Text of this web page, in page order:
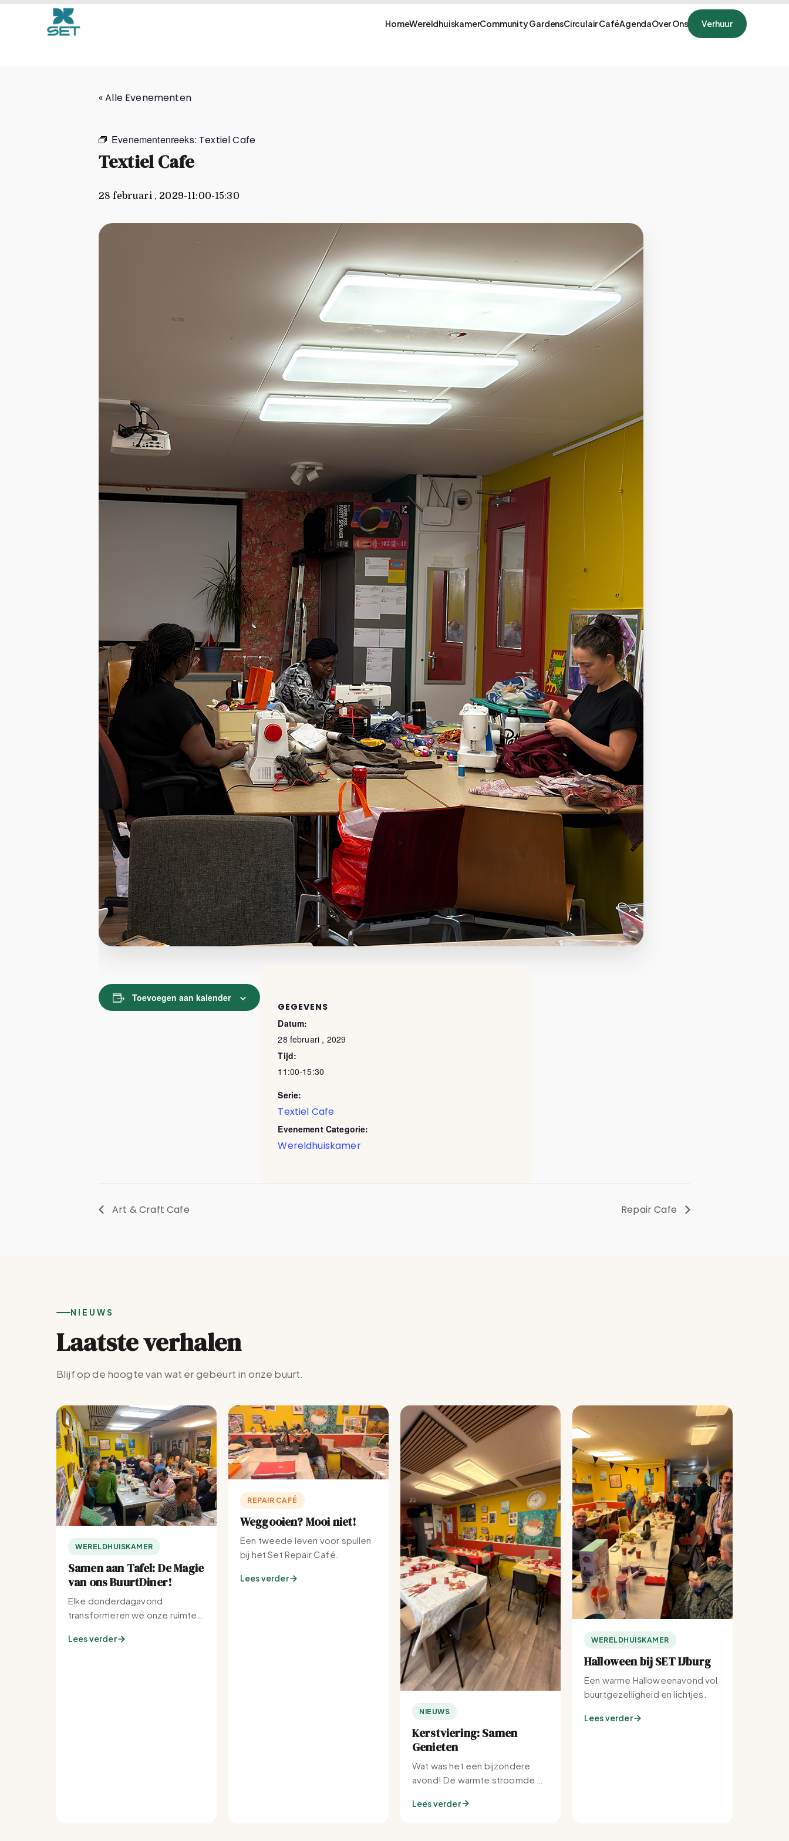
HomeWereldhuiskamerCommunity GardensCirculair CaféAgendaOver Ons Verhuur
Textiel Cafe
« Alle Evenementen
Evenementenreeks: Textiel Cafe
Textiel Cafe
28 februari , 2029-11:00-15:30
Toevoegen aan kalender
GEGEVENS
Datum:
28 februari , 2029
Tijd:
11:00-15:30
Serie:
Textiel Cafe
Evenement Categorie:
Wereldhuiskamer
Art & Craft Cafe Repair Cafe
NIEUWS
Laatste verhalen
Blijf op de hoogte van wat er gebeurt in onze buurt.
WERELDHUISKAMER
Samen aan Tafel: De Magie
van ons BuurtDiner!
Elke donderdagavond
transformeren we onze ruimte
buurt.
Lees verder
REPAIR CAFÉ
Weggooien? Mooi niet!
Een tweede leven voor spullen
bij het Set Repair Café.
Lees verder
NIEUWS
Kerstviering: Samen
Genieten
Wat was het een bijzondere
avond! De warmte stroomde bij
Lees verder
WERELDHUISKAMER
Halloween bij SET IJburg
Een warme Halloweenavond vol
buurtgezelligheid en lichtjes.
Lees verder